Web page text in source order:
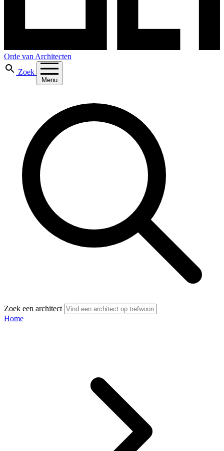
Orde van Architecten
Zoek
Menu
Zoek een architect
Home